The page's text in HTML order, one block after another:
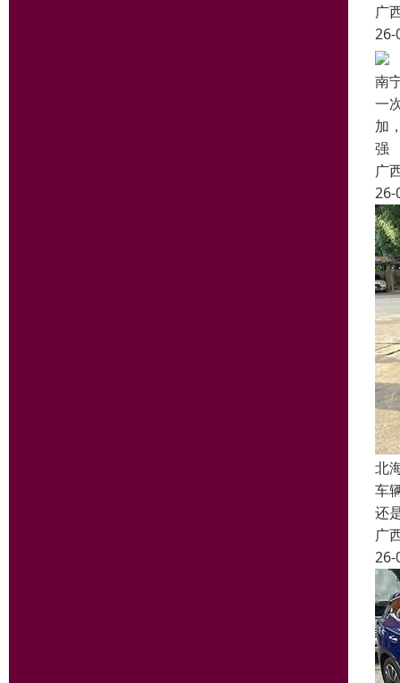
广
26-
南
一
加
强
广
26-
北
车
还
广
26-